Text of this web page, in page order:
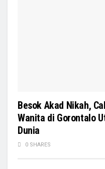
Besok Akad Nikah,
Wanita di Gorontalo
Dunia
0 SHARES